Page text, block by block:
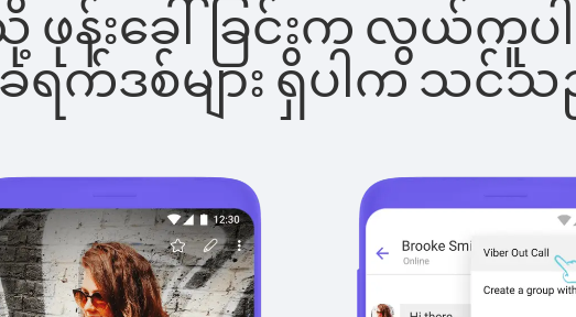
သို့ ဖုန်းခေါ်ခြင်းက လွယ်ကူ
ရက်ဒစ်များ ရှိပါက သင်